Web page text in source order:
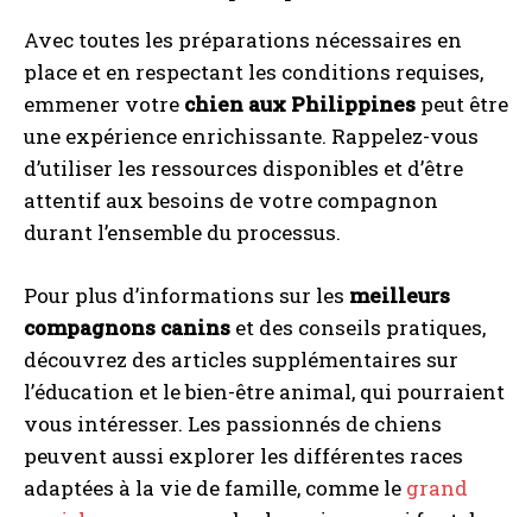
Avec toutes les préparations nécessaires en
place et en respectant les conditions requises,
emmener votre chien aux Philippines peut être
une expérience enrichissante. Rappelez-vous
d’utiliser les ressources disponibles et d’être
attentif aux besoins de votre compagnon
durant l’ensemble du processus.
Pour plus d’informations sur les meilleurs
compagnons canins et des conseils pratiques,
découvrez des articles supplémentaires sur
l’éducation et le bien-être animal, qui pourraient
vous intéresser. Les passionnés de chiens
peuvent aussi explorer les différentes races
adaptées à la vie de famille, comme le grand